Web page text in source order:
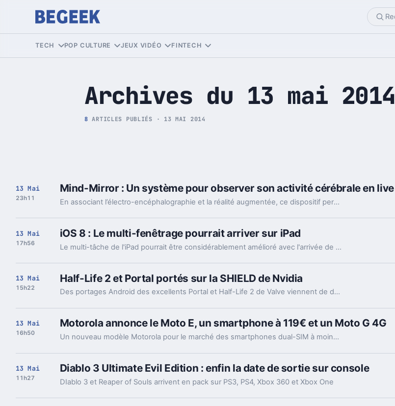
Tech et Pop culture
TECH POP CULTURE JEUX VIDÉO FINTECH
Archives du 13 mai 2014
8 ARTICLES PUBLIÉS · 13 MAI 2014
13 Mai
23h11
Mind-Mirror : Un système pour observer son activité cérébrale en live
En associant l’électro-encéphalographie et la réalité augmentée, ce dispositif permet d'observer les différents rythmes cérébraux en direct.
13 Mai
17h56
iOS 8 : Le multi-fenêtrage pourrait arriver sur iPad
Le multi-tâche de l'iPad pourrait être considérablement amélioré avec l'arrivée de iOS 8, notamment via une fonction de multi-fenêtrage.
13 Mai
15h22
Half-Life 2 et Portal portés sur la SHIELD de Nvidia
Des portages Android des excellents Portal et Half-Life 2 de Valve viennent de débarquer sur la SHIELD, la console portable de Nvidia.
13 Mai
16h50
Motorola annonce le Moto E, un smartphone à 119€ et un Moto G 4G
Un nouveau modèle Motorola pour le marché des smartphones dual-SIM à moins de 150€ et un smartphone 4G à moins de 200€.
13 Mai
11h27
Diablo 3 Ultimate Evil Edition : enfin la date de sortie sur console
DIablo 3 et Reaper of Souls arrivent en pack sur PS3, PS4, Xbox 360 et Xbox One